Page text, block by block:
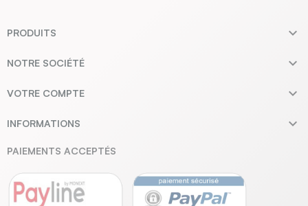
PRODUITS 
NOTRE SOCIÉTÉ 
VOTRE COMPTE 
INFORMATIONS 
PAIEMENTS ACCEPTÉS